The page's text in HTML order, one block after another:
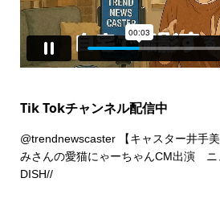
Tik Tokチャンネル配信中
@trendnewscaster【キャスター井手
みさんの愛猫にゃーちゃんCM出演
DISH//